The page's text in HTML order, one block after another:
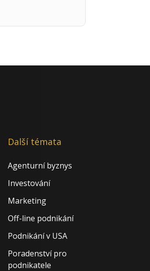
Další témata
Agenturní byznys
Investování
Marketing
Off-line podnikání
Podnikání v USA
Poradenství pro
podnikatele